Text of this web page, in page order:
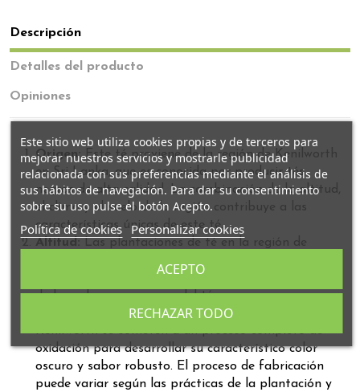
Descripción
Detalles del producto
Opiniones
Origen:Este té proviene de la región de Kenilworth
en Sri Lanka, que es conocida por producir tés
negros de alta calidad. La combinación de la altitud,
el clima y el suelo de la región contribuye a las
características únicas de este té.
Altitud:
Las plantaciones de té en la región de
significativa. La altitud puede influir en el desarrollo
de los sabores y aromas del té.
Proceso de Fabricación:Las hojas de té Ceylan
Kenilworth se someten a un proceso completo de
oxidación para desarrollar su característico color
oscuro y sabor robusto. El proceso de fabricación
puede variar según las prácticas de la plantación y
Este sitio web utiliza cookies propias y de terceros para
mejorar nuestros servicios y mostrarle publicidad
relacionada con sus preferencias mediante el análisis de
sus hábitos de navegación. Para dar su consentimiento
sobre su uso pulse el botón Acepto.
Política de cookies Personalizar cookies
RECHAZAR TODO
ACEPTO